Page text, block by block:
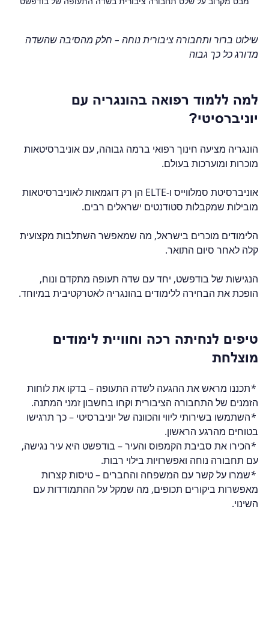
שילוט ברור ותחבורה ציבורית נוחה – חלק מהסיבה שהשדה
מדורג כל כך גבוה
למה ללמוד רפואה בהונגריה עם
יוניברסיטי?
הונגריה מציעה חינוך רפואי ברמה גבוהה, עם אוניברסיטאות
מוכרות ומוערכות בעולם.
אוניברסיטת סמלווייס ו-ELTE הן רק דוגמאות לאוניברסיטאות
מובילות שמקבלות סטודנטים ישראלים רבים.
הלימודים מוכרים בישראל, מה שמאפשר השתלבות מקצועית
קלה לאחר סיום התואר.
הנגישות של בודפשט, יחד עם שדה תעופה מתקדם ונוח,
הופכת את הבחירה ללימודים בהונגריה לאטרקטיבית במיוחד.
טיפים לנחיתה רכה וחוויית לימודים
מוצלחת
תכננו מראש את ההגעה לשדה התעופה – בדקו את לוחות
הזמנים של התחבורה הציבורית וקחו בחשבון זמני המתנה.
השתמשו בשירותי ליווי והכוונה של יוניברסיטי – כך תרגישו
בטוחים מהרגע הראשון.
הכירו את סביבת הקמפוס והעיר – בודפשט היא עיר נגישה,
עם תחבורה נוחה ואפשרויות בילוי רבות.
שמרו על קשר עם המשפחה והחברים – טיסות קצרות
מאפשרות ביקורים תכופים, מה שמקל על ההתמודדות עם
השינוי.